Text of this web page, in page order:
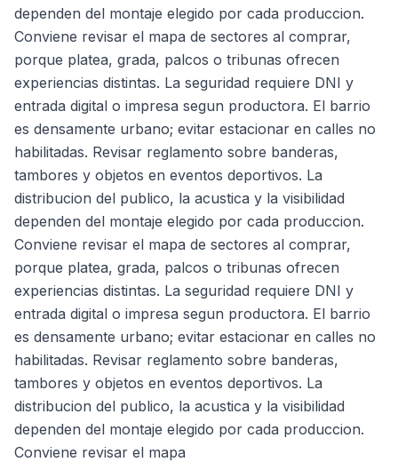
dependen del montaje elegido por cada produccion.
Conviene revisar el mapa de sectores al comprar,
porque platea, grada, palcos o tribunas ofrecen
experiencias distintas. La seguridad requiere DNI y
entrada digital o impresa segun productora. El barrio
es densamente urbano; evitar estacionar en calles no
habilitadas. Revisar reglamento sobre banderas,
tambores y objetos en eventos deportivos. La
distribucion del publico, la acustica y la visibilidad
dependen del montaje elegido por cada produccion.
Conviene revisar el mapa de sectores al comprar,
porque platea, grada, palcos o tribunas ofrecen
experiencias distintas. La seguridad requiere DNI y
entrada digital o impresa segun productora. El barrio
es densamente urbano; evitar estacionar en calles no
habilitadas. Revisar reglamento sobre banderas,
tambores y objetos en eventos deportivos. La
distribucion del publico, la acustica y la visibilidad
dependen del montaje elegido por cada produccion.
Conviene revisar el mapa